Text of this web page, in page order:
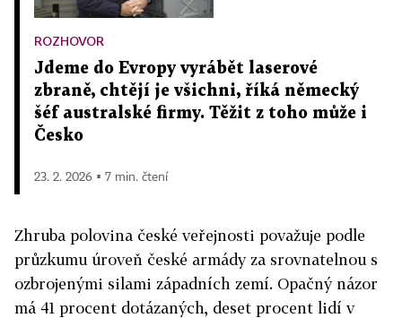
ROZHOVOR
Jdeme do Evropy vyrábět laserové
zbraně, chtějí je všichni, říká německý
šéf australské firmy. Těžit z toho může i
Česko
23. 2. 2026 ▪ 7 min. čtení
Zhruba polovina české veřejnosti považuje podle
průzkumu úroveň české armády za srovnatelnou s
ozbrojenými silami západních zemí. Opačný názor
má 41 procent dotázaných, deset procent lidí v